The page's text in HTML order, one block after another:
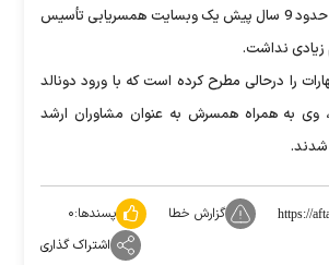
کشاند که خودش هم حدود 9 سال پیش یک وبسایت همسریابی تأسیس
زیادی نداشت.
را درحالی مطرح کرده است که با ورود دونالد
وی به همراه همسرش به عنوان مشاوران ارشد
شدند.
https:// گزارش خطا پسندها:۰
اشتراک گذاری